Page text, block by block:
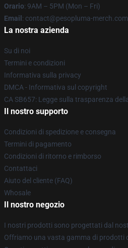
Orario: 9AM – 5PM (Mon – Fri)
Email : contact@pesopluma-merch.com
La nostra azienda
Su di noi
Termini e condizioni
Informativa sulla privacy
DMCA - Informativa sul copyright
CA SB657: Legge sulla trasparenza
Il nostro supporto
Condizioni di spedizione e consegna
Termini di pagamento
Condizioni di ritorno e rimborso
Contattaci
Aiuto del cliente (FAQ)
Whosale
Il nostro negozio
I nostri prodotti sono progettati dal
Offriamo una vasta gamma di prodotti